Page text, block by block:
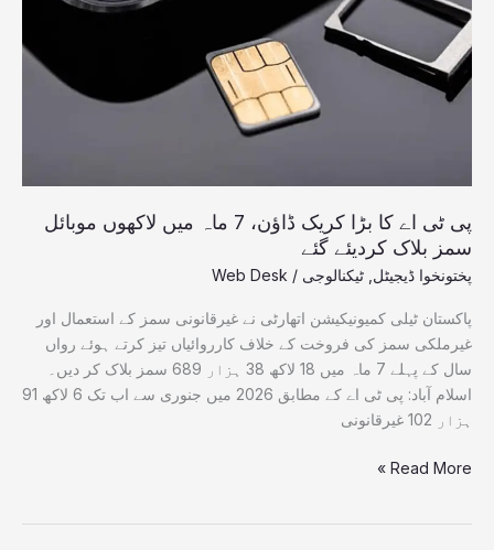
پی ٹی اے کا بڑا کریک ڈاؤن، 7 ماہ میں لاکھوں موبائل
سمز بلاک کردیئے گئے
پختونخوا ڈیجیٹل ٹیکنالوجی /
Web Desk
پاکستان ٹیلی کمیونیکیشن اتھارٹی نے غیرقانونی سمز کے استعمال اور
غیرملکی سمز کی فروخت کے خلاف کارروائیاں تیز کرتے ہوئے رواں
سال کے پہلے 7 ماہ میں 18 لاکھ 38 ہزار 689 سمز بلاک کر دیں۔
اسلام آباد: پی ٹی اے کے مطابق 2026 میں جنوری سے اب تک 6 لاکھ 91
ہزار 102 غیرقانونی
بڑا
کریک
ڈاؤن،
7
موبائل
سمز
بلاک
کردیئے
گئے
Read More »